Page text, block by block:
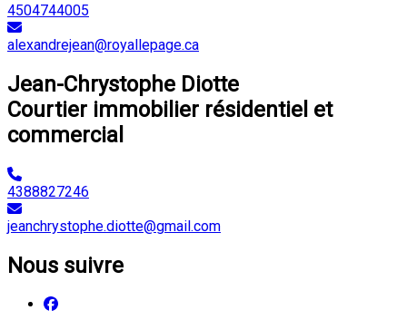
4504744005
alexandrejean@royallepage.ca
Jean-Chrystophe Diotte
Courtier immobilier résidentiel et
commercial
4388827246
jeanchrystophe.diotte@gmail.com
Nous suivre